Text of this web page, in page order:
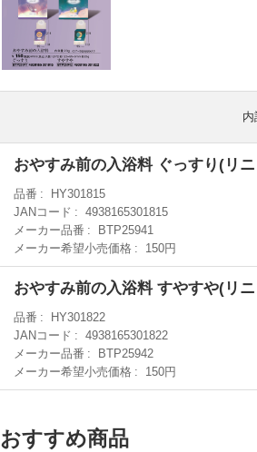
内
おやすみ前の入浴料 ぐっすり(リ
品番
HY301815
JANコード
4938165301815
メーカー品番
BTP25941
メーカー希望小売価格
150円
おやすみ前の入浴料 すやすや(リ
品番
HY301822
JANコード
4938165301822
メーカー品番
BTP25942
メーカー希望小売価格
150円
おすすめ商品